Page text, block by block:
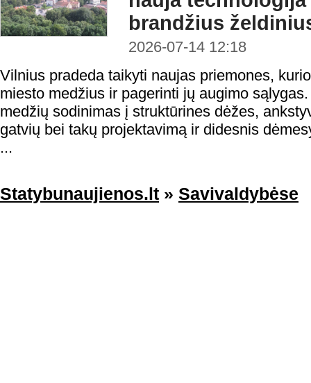
brandžius
2026-07-14 12:18
Vilnius pradeda taikyti naujas priemones,
miesto medžius ir pagerinti jų augimo
medžių sodinimas į struktūrines dėžes,
gatvių bei takų projektavimą ir didesnis
...
Statybunaujienos.lt » Savivaldybėse